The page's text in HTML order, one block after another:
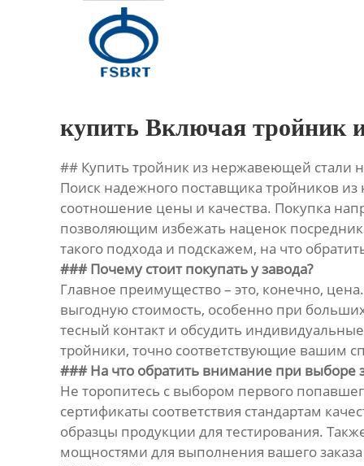
Контакты
купить Включая тройник
## Купить тройник из нержавеющей стали
Поиск надежного поставщика тройников
соотношение цены и качества. Покупка
позволяющим избежать наценок
такого подхода и подскажем, на что
### Почему стоит покупать у завода?
Главное преимущество – это, конечно,
выгодную стоимость, особенно при
тесный контакт и обсудить
тройники, точно соответствующие вашим
### На что обратить внимание при выборе
Не торопитесь с выбором первого
сертификаты соответствия стандартам
образцы продукции для тестирования.
мощностями для выполнения вашего